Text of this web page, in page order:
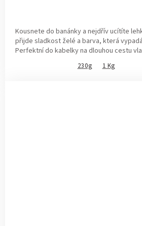
Kousnete do banánky a nejdřív ucítíte
přijde sladkost želé a barva, která
Perfektní do kabelky na dlouhou cestu
230g 1 Kg